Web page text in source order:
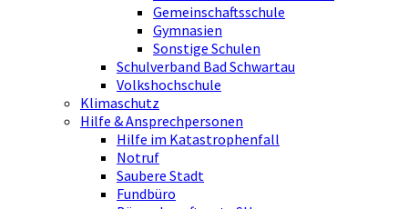
Gemeinschaftsschule
Gymnasien
Sonstige Schulen
Schulverband Bad Schwartau
Volkshochschule
Klimaschutz
Hilfe & Ansprechpersonen
Hilfe im Katastrophenfall
Notruf
Saubere Stadt
Fundbüro